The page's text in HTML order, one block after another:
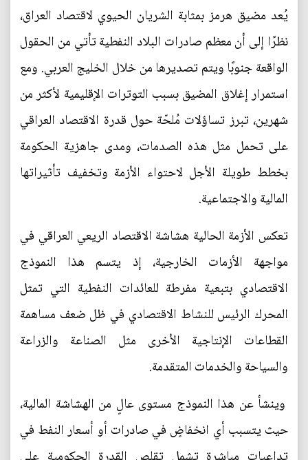
يُعد مضيق هرمز بمثابة الشريان الحيوي لاقتصاد العراق،
نظرًا إلى أن معظم صادرات البلاد النفطية تأتي من الحقول
الواقعة جنوبًا ويتم تصديرها من خلال الخليج العربي. ومع
استمرار إغلاق المضيق بسبب التوترات الإقليمية لأكثر من
شهرين، تبرز تساؤلات مُلحّة حول قدرة الاقتصاد العراقي
على تحمل مثل هذه الصدمات، ومدى جاهزية الحكومة
بخطط طويلة الأجل لاحتواء الأزمة وتخفيف تأثيراتها
المالية والاجتماعية.
تعكس الأزمة الحالية هشاشة الاقتصاد الريعي العراقي في
مواجهة الأزمات الخارجية، إذ يتسم هذا النموذج
الاقتصادي بتبعية مفرطة للعائدات النفطية التي تمثل
المحرك الرئيس للنشاط الاقتصادي في ظل ضعف مساهمة
القطاعات الإنتاجية الأخرى مثل الصناعة والزراعة
والسياحة والخدمات المتقدمة.
وينشأ عن هذا النموذج مستوى عالٍ من الهشاشة المالية،
حيث يتسبب أي انخفاضٍ في صادرات أو أسعار النفط في